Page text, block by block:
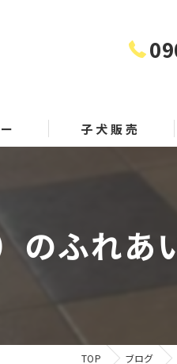
子犬販売
のふれあ
TOP ブログ